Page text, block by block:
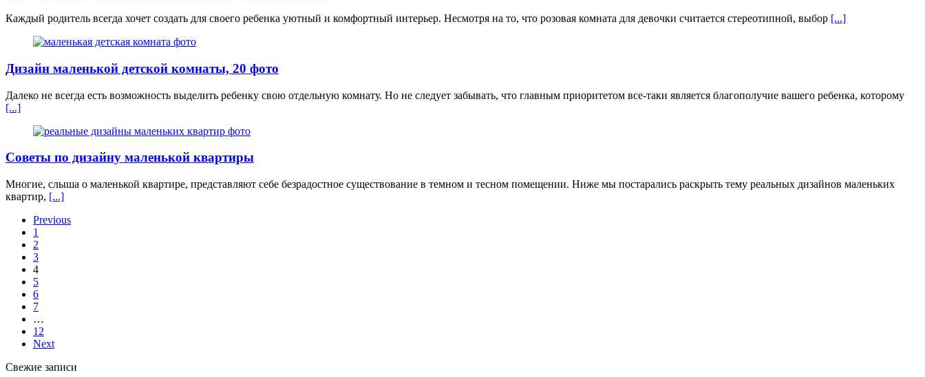
Каждый родитель всегда хочет создать для своего ребенка уютный и комфортный интерьер. Несмотря на то, что розовая комната для девочки считается стереотипной, выбор [...]
Дизайн маленькой детской комнаты, 20 фото
Далеко не всегда есть возможность выделить ребенку свою отдельную комнату. Но не следует забывать, что главным приоритетом все-таки является благополучие вашего ребенка, которому
[...]
Советы по дизайну маленькой квартиры
Многие, слыша о маленькой квартире, представляют себе безрадостное существование в темном и тесном помещении. Ниже мы постарались раскрыть тему реальных дизайнов маленьких
квартир, [...]
Previous
1
2
3
4
5
6
7
…
12
Next
Свежие записи